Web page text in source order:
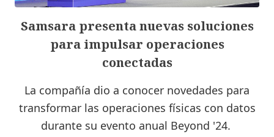
Samsara presenta nuevas soluciones
para impulsar operaciones
conectadas
La compañía dio a conocer novedades para
transformar las operaciones físicas con datos
durante su evento anual Beyond '24.